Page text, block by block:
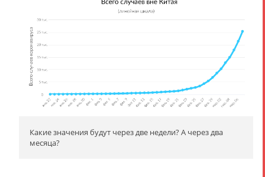
Какие значения будут через две недели? А через два
месяца?